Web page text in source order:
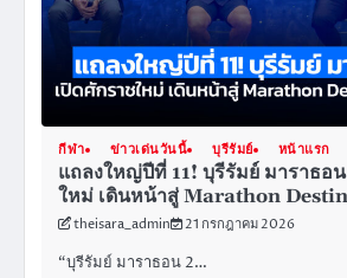
กีฬา ข่าวเด่นวันนี้ บุรีรัมย์ หน้าแรก
แถลงใหญ่ปีที่ 11! บุรีรัมย์ มาราธอ
ใหม่ เดินหน้าสู่ Marathon
theisara_admin 21 กรกฎาคม 2026
“บุรีรัมย์ มาราธอน 2…